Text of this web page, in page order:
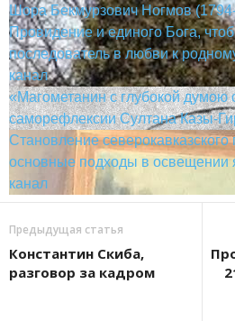
Шора Бекмурзович Ногмов
Провидение и единого Бога,
последователь в любви к
канал
«Магометанин с глубокой думою
саморефлексии Султана Казы-
Становление северокавказского
основные подходы в освещении
канал
Предыдущая статья
Константин Скиба,
разговор за кадром